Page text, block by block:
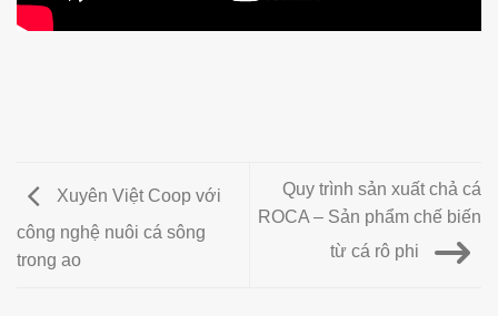
Xuyên Việt Coop với
công nghệ nuôi cá sông
trong ao
Quy trình sản xuất chả cá
ROCA – Sản phẩm chế biến
từ cá rô phi